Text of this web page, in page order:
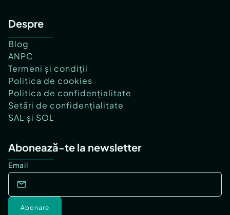
Despre
Blog
ANPC
Termeni și condiții
Politica de cookies
Politica de confidențialitate
Setări de confidențialitate
SAL și SOL
Abonează-te la newsletter
Email
Abonare